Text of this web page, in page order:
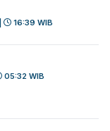
16:39 WIB
05:32 WIB